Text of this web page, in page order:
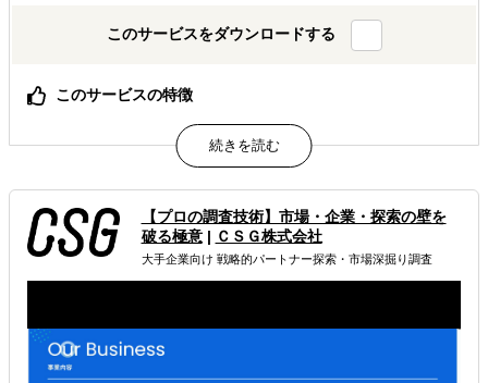
このサービスをダウンロードする
このサービスの特徴
競争力のある価格：既存レポート、新規調査費用が全世界
同一価格
納期スピード：オンラインで即時提供、情報ない場合も平
均5営業日で新規調査完了※速度料金不要
世界最大級のカバレッジ：全世界 4億3,000万件の企業
DB（7,500万件以上の中国企業情報を保有、韓国・イン
ド・タイなどアジアに強い）
企業調査・与信調査
【プロの調査技術】市場・企業・探索の壁を
破る極意| ＣＳＧ株式会社
大手企業向け 戦略的パートナー探索・市場深掘り調査